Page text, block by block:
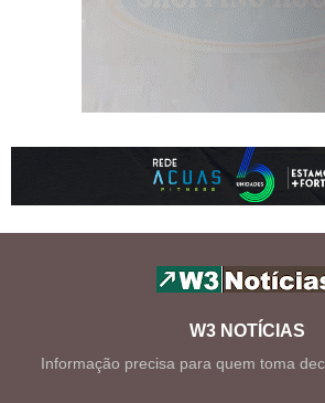
W3 NOTÍCIAS
Informação precisa para quem toma